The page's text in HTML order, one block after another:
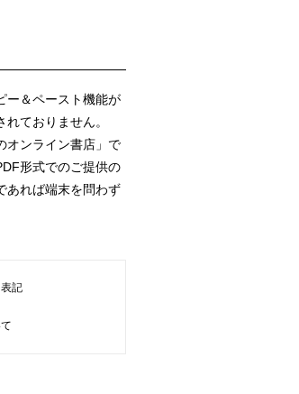
ー＆ペースト機能が
ておりません。
オンライン書店」で
形式でのご提供の
れば端末を問わず
記